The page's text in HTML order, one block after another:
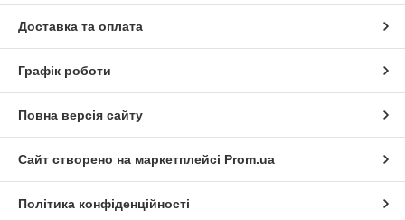
Доставка та оплата
Графік роботи
Повна версія сайту
Сайт створено на маркетплейсі Prom.ua
Політика конфіденційності